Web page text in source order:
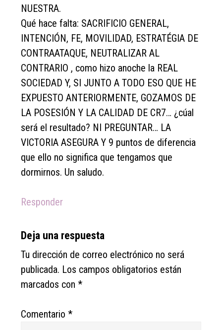
NUESTRA.
Qué hace falta: SACRIFICIO GENERAL,
INTENCIÓN, FE, MOVILIDAD, ESTRATÉGIA DE
CONTRAATAQUE, NEUTRALIZAR AL
CONTRARIO , como hizo anoche la REAL
SOCIEDAD Y, SI JUNTO A TODO ESO QUE HE
EXPUESTO ANTERIORMENTE, GOZAMOS DE
LA POSESIÓN Y LA CALIDAD DE CR7… ¿cúal
será el resultado? NI PREGUNTAR… LA
VICTORIA ASEGURA Y 9 puntos de diferencia
que ello no significa que tengamos que
dormirnos. Un saludo.
Responder
Deja una respuesta
Tu dirección de correo electrónico no será
publicada. Los campos obligatorios están
marcados con*
Comentario*